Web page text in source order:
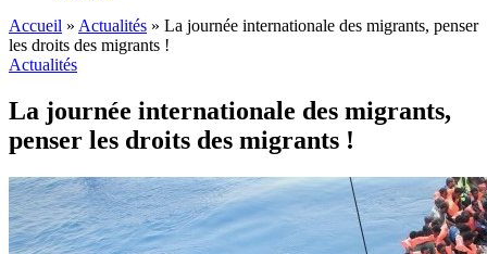
Accueil » Actualités » La journée internationale des migrants, penser
les droits des migrants !
Actualités
La journée internationale des migrants,
penser les droits des migrants !